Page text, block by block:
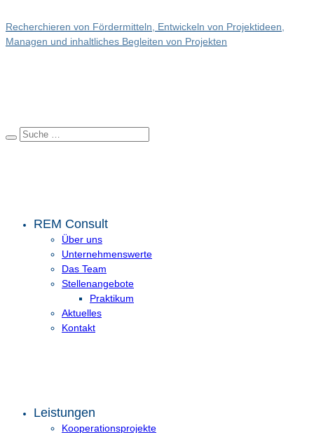
Recherchieren von Fördermitteln, Entwickeln von Projektideen,
Managen und inhaltliches Begleiten von Projekten
REM Consult
Über uns
Unternehmenswerte
Das Team
Stellenangebote
Praktikum
Aktuelles
Kontakt
Leistungen
Kooperationsprojekte